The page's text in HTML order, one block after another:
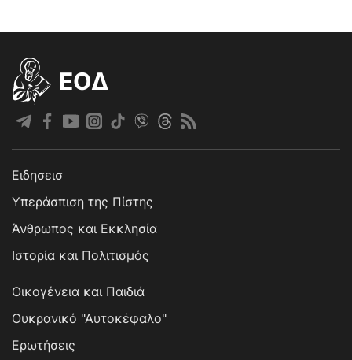
EOΔ
Ειδησεισ
Υπεράσπιση της Πίστης
Άνθρωπος και Εκκλησία
Ιστορία και Πολιτισμός
Οικογένεια και Παιδιά
Ουκρανικό "Αυτοκέφαλο"
Ερωτήσεις